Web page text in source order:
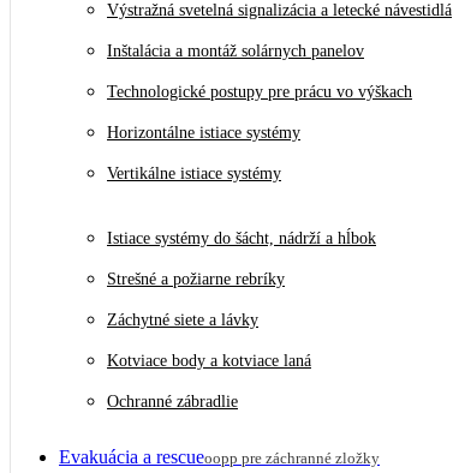
Výstražná svetelná signalizácia a letecké návestidlá
Inštalácia a montáž solárnych panelov
Technologické postupy pre prácu vo výškach
Horizontálne istiace systémy
Vertikálne istiace systémy
Istiace systémy do šácht, nádrží a hĺbok
Strešné a požiarne rebríky
Záchytné siete a lávky
Kotviace body a kotviace laná
Ochranné zábradlie
Evakuácia a rescueoopp pre záchranné zložky